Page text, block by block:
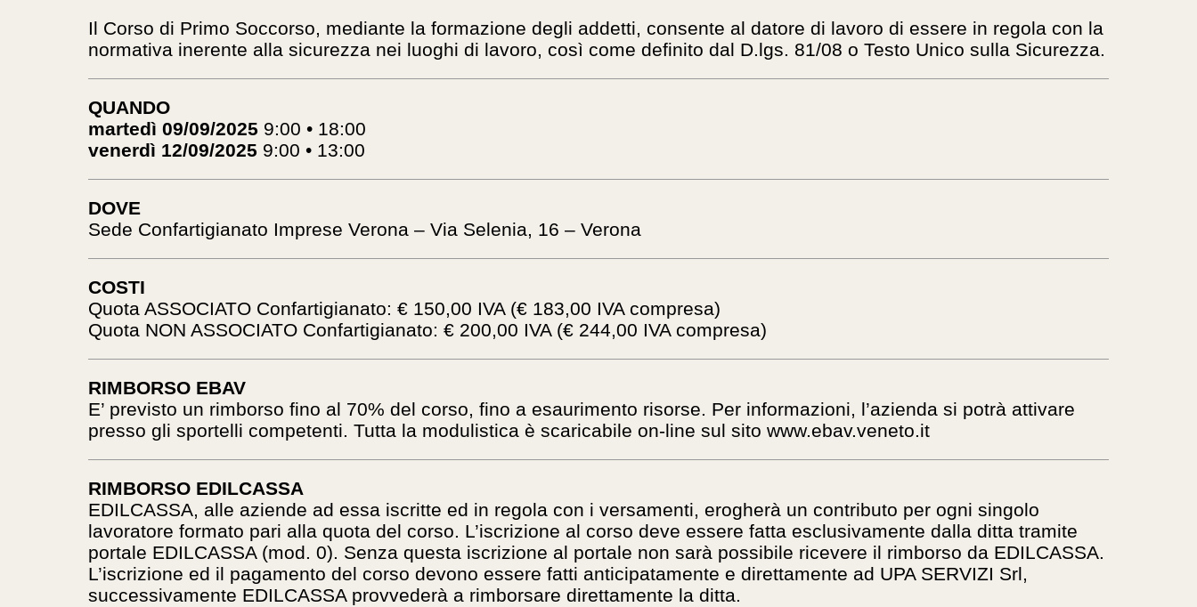
Il Corso di Primo Soccorso, mediante la formazione degli addetti, consente al datore di lavoro di essere in regola con la
normativa inerente alla sicurezza nei luoghi di lavoro, così come definito dal D.lgs. 81/08 o Testo Unico sulla Sicurezza.
QUANDO
martedì 09/09/2025 9:00 • 18:00
venerdì 12/09/2025 9:00 • 13:00
DOVE
Sede Confartigianato Imprese Verona – Via Selenia, 16 – Verona
COSTI
Quota ASSOCIATO Confartigianato: € 150,00 IVA (€ 183,00 IVA compresa)
Quota NON ASSOCIATO Confartigianato: € 200,00 IVA (€ 244,00 IVA compresa)
RIMBORSO EBAV
E’ previsto un rimborso fino al 70% del corso, fino a esaurimento risorse. Per informazioni, l’azienda si potrà attivare
presso gli sportelli competenti. Tutta la modulistica è scaricabile on-line sul sito www.ebav.veneto.it
RIMBORSO EDILCASSA
EDILCASSA, alle aziende ad essa iscritte ed in regola con i versamenti, erogherà un contributo per ogni singolo
lavoratore formato pari alla quota del corso. L’iscrizione al corso deve essere fatta esclusivamente dalla ditta tramite
portale EDILCASSA (mod. 0). Senza questa iscrizione al portale non sarà possibile ricevere il rimborso da EDILCASSA.
L’iscrizione ed il pagamento del corso devono essere fatti anticipatamente e direttamente ad UPA SERVIZI Srl,
successivamente EDILCASSA provvederà a rimborsare direttamente la ditta.